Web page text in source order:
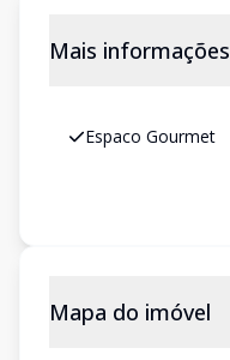
Mais informações
Espaco Gourmet
Mapa do imóvel